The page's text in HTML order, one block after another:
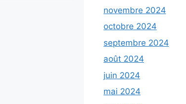
novembre 2024
octobre 2024
septembre 2024
août 2024
juin 2024
mai 2024